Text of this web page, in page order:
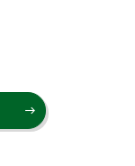
east